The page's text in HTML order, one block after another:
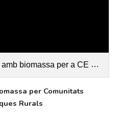
per a CE al Moianès_Presentació.pdf
per Comunitats
Rurals